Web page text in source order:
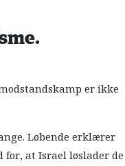
er ikke
Løbende erklærer
at Israel løslader de